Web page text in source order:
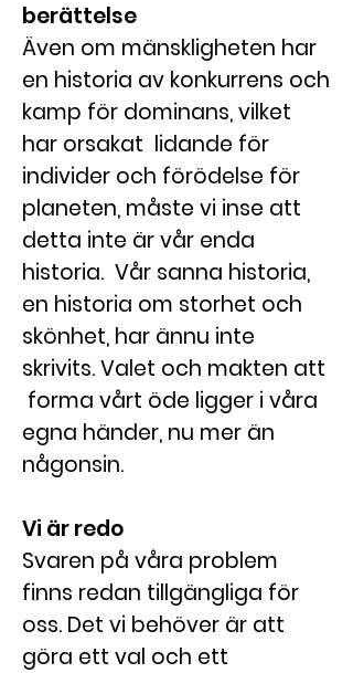
berättelse
Även om mänskligheten har
en historia av konkurrens och
kamp för dominans, vilket
har orsakat lidande för
individer och förödelse för
planeten, måste vi inse att
detta inte är vår enda
historia. Vår sanna historia,
en historia om storhet och
skönhet, har ännu inte
skrivits. Valet och makten att
forma vårt öde ligger i våra
egna händer, nu mer än
någonsin.
Vi är redo
Svaren på våra problem
finns redan tillgängliga för
oss. Det vi behöver är att
göra ett val och ett